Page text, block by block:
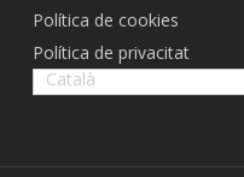
Política de cookies
Política de privacitat
Català